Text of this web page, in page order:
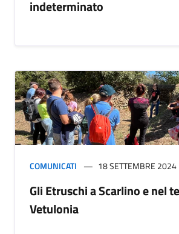
indeterminato
COMUNICATI 18 SETTEMBRE 2024
Gli Etruschi a Scarlino e nel
Vetulonia